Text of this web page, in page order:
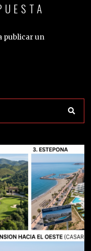
publicar un